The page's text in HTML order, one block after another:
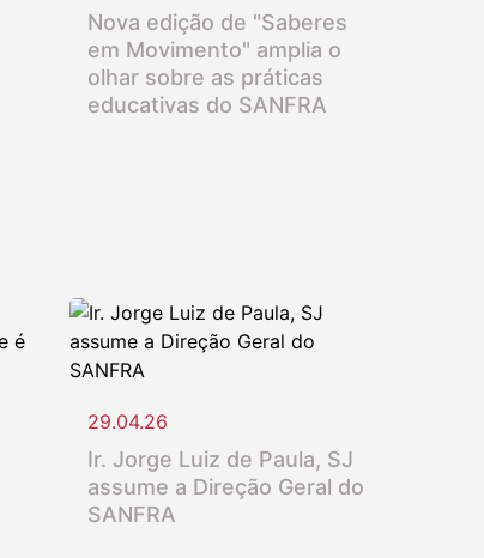
Nova edição de "Saberes
em Movimento" amplia o
olhar sobre as práticas
educativas do SANFRA
29.04.26
Ir. Jorge Luiz de Paula, SJ
assume a Direção Geral do
SANFRA